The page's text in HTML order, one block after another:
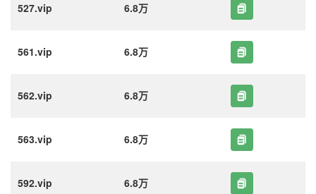
527.vip 6.8万
561.vip 6.8万
562.vip 6.8万
563.vip 6.8万
592.vip 6.8万